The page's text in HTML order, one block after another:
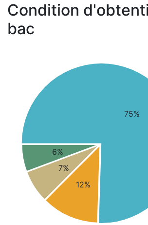
Condition
bac
75%
12%
7%
6%